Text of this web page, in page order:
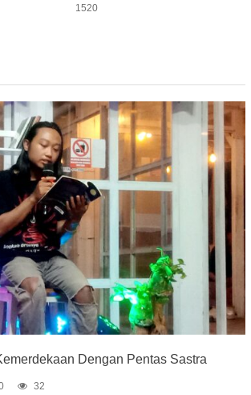
1520
Dengan Pentas Sastra
32